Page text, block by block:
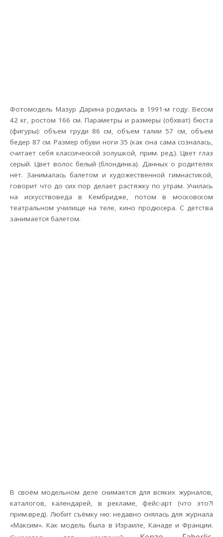
Фотомодель Мазур Дарина родилась в 1991-м году. Весом
42 кг, ростом 166 см. Параметры и размеры (обхват) бюста
(фигуры): объем груди 86 см, объем талии 57 см, объем
бедер 87 см. Размер обуви ноги 35 (как она сама созналась,
считает себя классической золушкой, прим. ред.). Цвет глаз
серый. Цвет волос белый (блондинка). Данных о родителях
нет. Занималась балетом и художественной гимнастикой,
говорит что до сих пор делает растяжку по утрам. Училась
на искусствоведа в Кембридже, потом в московском
театральном училище на теле, кино продюсера. С детства
занимается балетом.
В своём модельном деле снимается для всяких журналов,
каталогов, календарей, в рекламе, фейс-арт (что это?!
прим.вред). Любит съёмку ню: недавно снялась для журнала
«Максим». Как модель была в Израиле, Канаде и Франции.